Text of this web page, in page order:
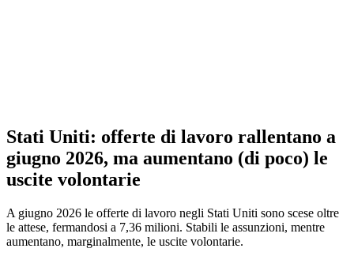
Stati Uniti: offerte di lavoro rallentano a
giugno 2026, ma aumentano (di poco) le
uscite volontarie
A giugno 2026 le offerte di lavoro negli Stati Uniti sono scese oltre
le attese, fermandosi a 7,36 milioni. Stabili le assunzioni, mentre
aumentano, marginalmente, le uscite volontarie.